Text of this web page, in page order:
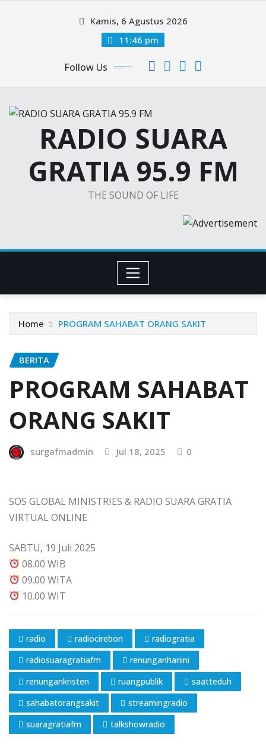
Kamis, 6 Agustus 2026
11:46 pm
Follow Us
RADIO SUARA
GRATIA 95.9 FM
THE SOUND OF LIFE
Home PROGRAM SAHABAT ORANG SAKIT
BERITA
PROGRAM SAHABAT
ORANG SAKIT
surgafmadmin Jul 18, 2025 0
SOS GLOBAL MINISTRIES & RADIO SUARA GRATIA
VIRTUAL ONLINE
SABTU, 19 Juli 2025
08.00 WIB
09.00 WITA
10.00 WIT
radio radiocirebon
radiogratia
radiosuaragratiafm
renunganhariini
renungankristen
ruangpublik
saatteduh
sahabatorangsakit
streamingradio
suaragratiafm
talkshowradio